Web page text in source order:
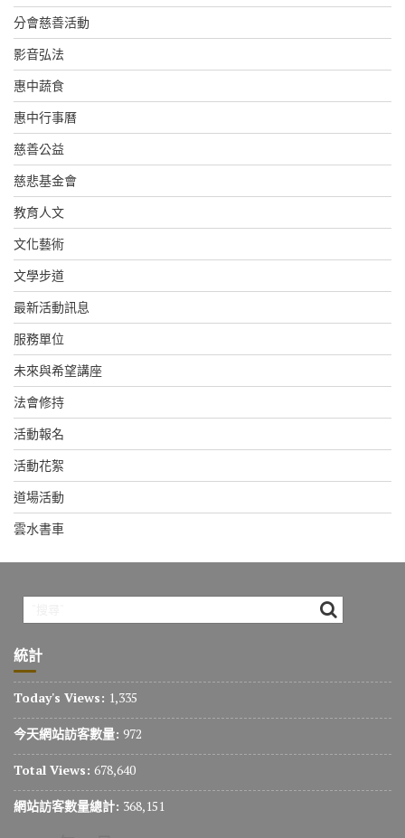
分會慈善活動
影音弘法
惠中蔬食
惠中行事曆
慈善公益
慈悲基金會
教育人文
文化藝術
文學步道
最新活動訊息
服務單位
未來與希望講座
法會修持
活動報名
活動花絮
道場活動
雲水書車
統計
Today's Views: 1,335
今天網站訪客數量: 972
Total Views: 678,640
網站訪客數量總計: 368,151